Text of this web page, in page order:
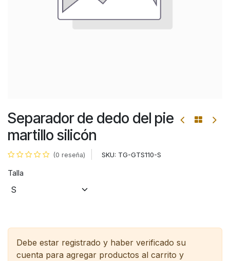
Separador de dedo del pie
martillo silicón
(0 reseña) SKU: TG-GTS110-S
Talla
Debe estar registrado y haber verificado su
cuenta para agregar productos al carrito y